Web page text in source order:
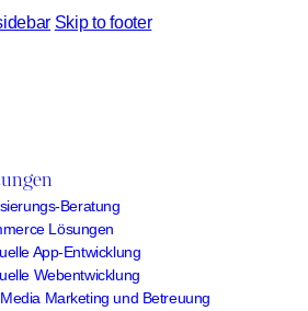
Skip to footer
Beratung
Lösungen
App-Entwicklung
Webentwicklung
Marketing und Betreuung